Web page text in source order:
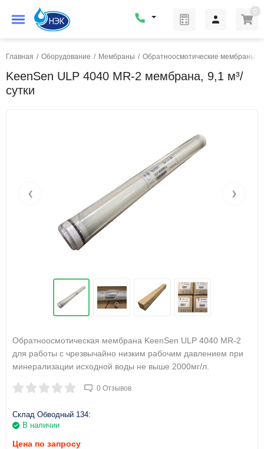
0
Главная / Оборудование / Мембраны / Обратноосмотические мембраны
KeenSen ULP 4040 MR-2 мембрана, 9,1 м³/
сутки
‹ ›
Обратноосмотическая мембрана KeenSen ULP 4040 MR-2
для работы с чрезвычайно низким рабочим давлением при
минерализации исходной воды не выше 2000мг/л.
0 Отзывов
Склад Обводный 134:
В наличии
Цена по запросу